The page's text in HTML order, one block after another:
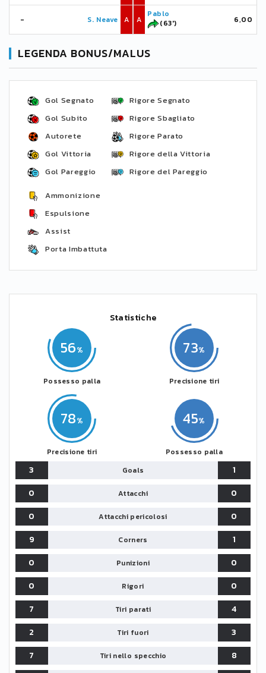
- S. Neave A A
Pablo
(63')
6,00
LEGENDA BONUS/MALUS
Gol Segnato
Gol Subito
Autorete
Gol Vittoria
Gol Pareggio
Rigore Segnato
Rigore Sbagliato
Rigore Parato
Rigore della Vittoria
Rigore del Pareggio
Ammonizione
Espulsione
Assist
Porta Imbattuta
Statistiche
56
Possesso palla
78
Precisione tiri
45
Possesso palla
73
Precisione tiri
3 Goals
1
0
Attacchi
0
0
Attacchi pericolosi
0
9
Corners
1
0
Punizioni
0
0
Rigori
0
7
Tiri parati
4
2
Tiri fuori
3
7
Tiri nello specchio
8